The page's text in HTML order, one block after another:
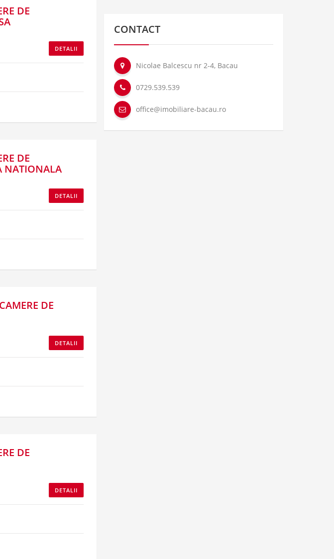
DE
DETALII
DE
NATIONALA
DETALII
DE
DETALII
DE
DETALII
CONTACT
Nicolae Balcescu nr 2-4, Bacau
0729.539.539
office@imobiliare-bacau.ro